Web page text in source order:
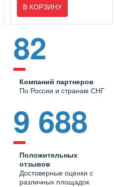
В КОРЗИНУ
82
Компаний партнеров
По России и странам СНГ
9 688
Положительных
отзывов
Достоверные оценки с
различных площадок